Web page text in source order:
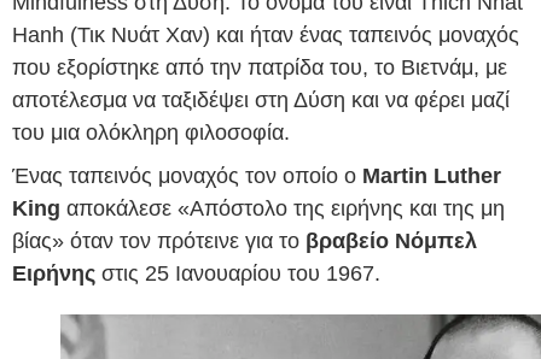
Hanh (Τικ Νυάτ Χαν) και ήταν ένας ταπεινός μοναχός
που εξορίστηκε από την πατρίδα του, το Βιετνάμ, με
αποτέλεσμα να ταξιδέψει στη Δύση και να φέρει μαζί
του μια ολόκληρη φιλοσοφία.
Ένας ταπεινός μοναχός τον οποίο ο Martin Luther
King αποκάλεσε «Απόστολο της ειρήνης και της μη
βίας» όταν τον πρότεινε για το βραβείο Νόμπελ
Ειρήνης στις 25 Ιανουαρίου του 1967.